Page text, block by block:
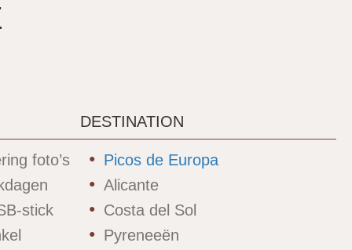
foto’s
stick
DESTINATION
Picos de Europa
Alicante
Costa del Sol
Pyreneeën